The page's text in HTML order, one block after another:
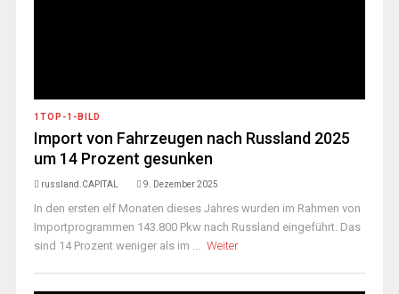
1TOP-1-BILD
Import von Fahrzeugen nach Russland 2025
um 14 Prozent gesunken
russland.CAPITAL 9. Dezember 2025
In den ersten elf Monaten dieses Jahres wurden im Rahmen von
Importprogrammen 143.800 Pkw nach Russland eingeführt. Das
sind 14 Prozent weniger als im ... Weiter